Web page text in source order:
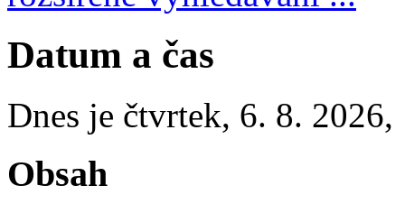
Datum a čas
Dnes je čtvrtek, 6. 8. 2026,
Obsah